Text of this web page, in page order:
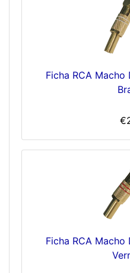
Ficha RCA
Ficha RCA